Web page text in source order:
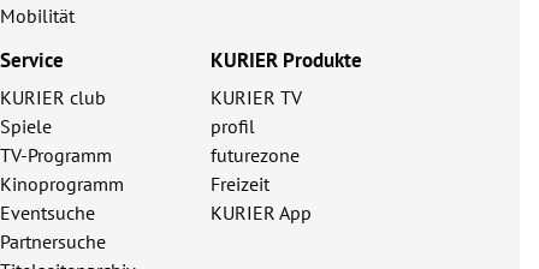
Mobilität
Service
KURIER club
Spiele
TV-Programm
Kinoprogramm
Eventsuche
Partnersuche
KURIER Produkte
KURIER TV
profil
futurezone
Freizeit
KURIER App